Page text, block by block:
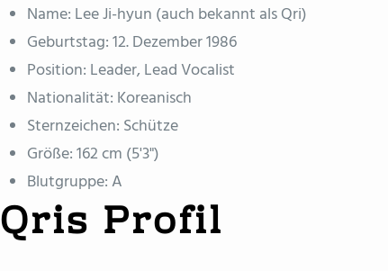
Name: Lee Ji-hyun (auch bekannt als Qri)
Geburtstag: 12. Dezember 1986
Position: Leader, Lead Vocalist
Nationalität: Koreanisch
Sternzeichen: Schütze
Größe: 162 cm (5'3")
Blutgruppe: A
Qris Profil